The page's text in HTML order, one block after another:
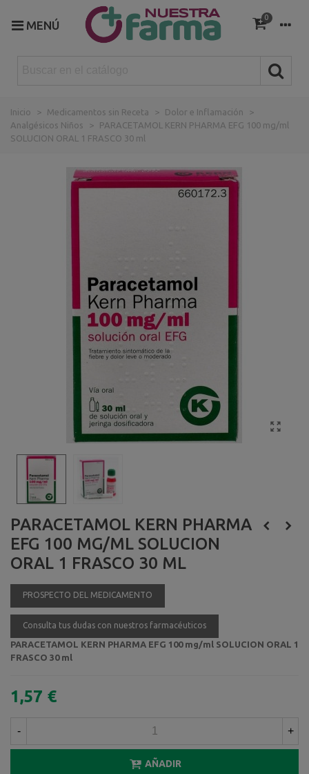
MENÚ
0
Inicio > Medicamentos sin Receta > Dolor e Inflamación
>
Analgésicos Niños
>
PARACETAMOL KERN PHARMA EFG 100 mg/ml
SOLUCION ORAL 1 FRASCO 30 ml
PARACETAMOL KERN PHARMA
EFG 100 MG/ML SOLUCION
ORAL 1 FRASCO 30 ML
PROSPECTO DEL MEDICAMENTO
Consulta tus dudas con nuestros farmacéuticos
PARACETAMOL KERN PHARMA EFG 100 mg/ml SOLUCION ORAL 1
FRASCO 30 ml
1,57 €
- +
AÑADIR